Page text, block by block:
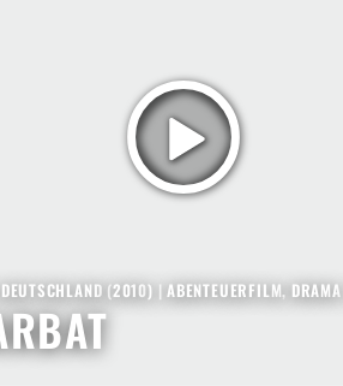
DEUTSCHLAND (2010) |ABENTEUERFILM, DRAMA